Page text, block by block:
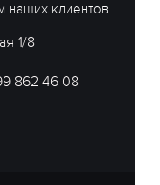
наших клиентов.
1/8
862 46 08